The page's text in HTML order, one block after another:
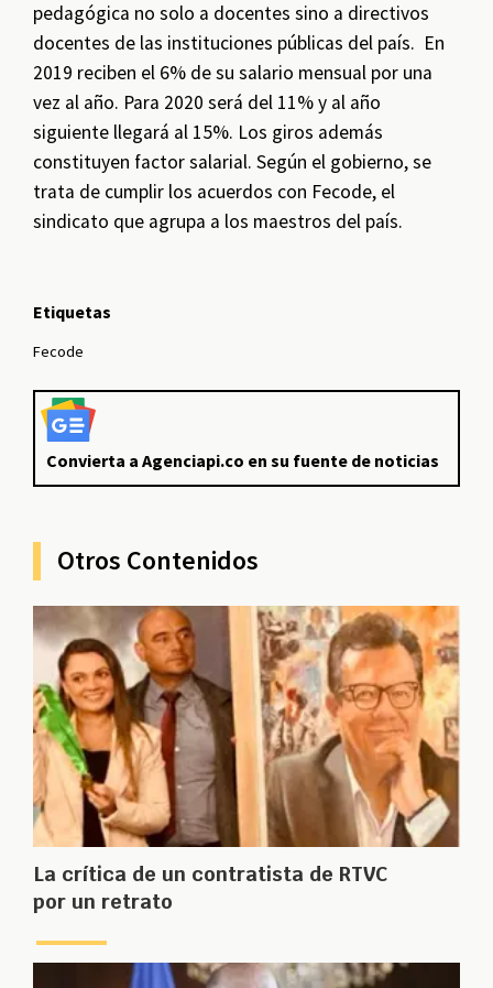
pedagógica no solo a docentes sino a directivos
docentes de las instituciones públicas del país. En
2019 reciben el 6% de su salario mensual por una
vez al año. Para 2020 será del 11% y al año
siguiente llegará al 15%. Los giros además
constituyen factor salarial. Según el gobierno, se
trata de cumplir los acuerdos con Fecode, el
sindicato que agrupa a los maestros del país.
Etiquetas
Fecode
Convierta a Agenciapi.co en su fuente de noticias
Otros Contenidos
La crítica de un contratista de RTVC
por un retrato